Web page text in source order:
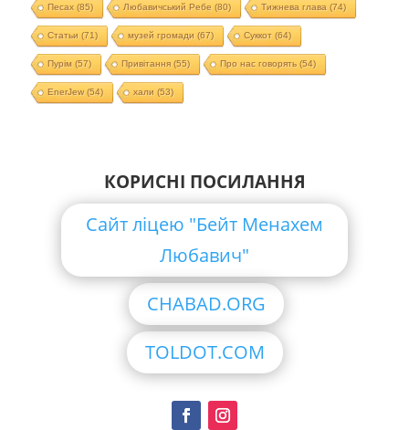
Песах(85) Любавичський Ребе (80) Тижнева глава (74)
Статьи (71) музей громади (67) Суккот (64)
Пурім (57) Привітання(55) Про нас говорять (54)
EnerJew(54) хали (53)
КОРИСНІ ПОСИЛАННЯ
Сайт ліцею "Бейт Менахем
Любавич"
CHABAD.ORG
TOLDOT.COM